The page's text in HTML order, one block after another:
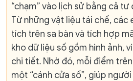
“chạm” vào lịch sử bằng cả
Từ những vật liệu tái chế, các
tích trên sa bàn và tích hợp
kho dữ liệu số gồm hình ảnh,
chi tiết. Nhờ đó, mỗi điểm
một “cánh cửa số”, giúp